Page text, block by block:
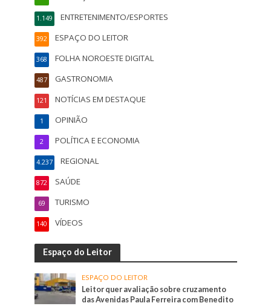
ENTRETENIMENTO/ESPORTES
1.149
ESPAÇO DO LEITOR
392
FOLHA NOROESTE DIGITAL
368
GASTRONOMIA
487
NOTÍCIAS EM DESTAQUE
121
OPINIÃO
1
POLÍTICA E ECONOMIA
2
REGIONAL
4.237
SAÚDE
872
TURISMO
69
VÍDEOS
140
Espaço do Leitor
ESPAÇO DO LEITOR
Leitor quer avaliação sobre cruzamento
das Avenidas Paula Ferreira com Benedito